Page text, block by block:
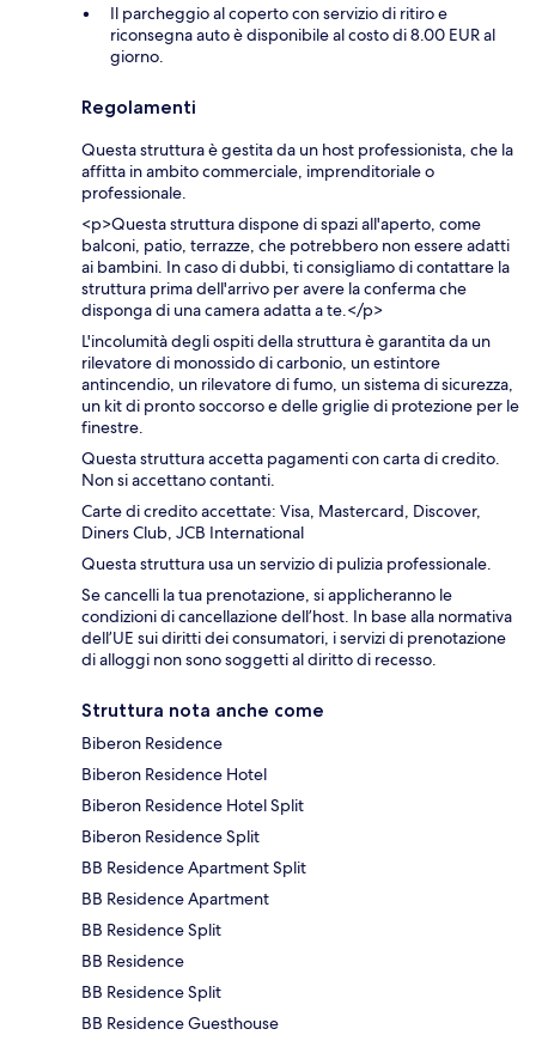
Il parcheggio al coperto con servizio di ritiro e
riconsegna auto è disponibile al costo di 8.00 EUR al
giorno.
Regolamenti
Questa struttura è gestita da un host professionista, che la
affitta in ambito commerciale, imprenditoriale o
professionale.
<p>Questa struttura dispone di spazi all'aperto, come
balconi, patio, terrazze, che potrebbero non essere adatti
ai bambini. In caso di dubbi, ti consigliamo di contattare la
struttura prima dell'arrivo per avere la conferma che
disponga di una camera adatta a te.</p>
L'incolumità degli ospiti della struttura è garantita da un
rilevatore di monossido di carbonio, un estintore
antincendio, un rilevatore di fumo, un sistema di sicurezza,
un kit di pronto soccorso e delle griglie di protezione per le
finestre.
Questa struttura accetta pagamenti con carta di credito.
Non si accettano contanti.
Carte di credito accettate: Visa, Mastercard, Discover,
Diners Club, JCB International
Questa struttura usa un servizio di pulizia professionale.
Se cancelli la tua prenotazione, si applicheranno le
condizioni di cancellazione dell’host. In base alla normativa
dell’UE sui diritti dei consumatori, i servizi di prenotazione
di alloggi non sono soggetti al diritto di recesso.
Struttura nota anche come
Biberon Residence
Biberon Residence Hotel
Biberon Residence Hotel Split
Biberon Residence Split
BB Residence Apartment Split
BB Residence Apartment
BB Residence Split
BB Residence
BB Residence Split
BB Residence Guesthouse